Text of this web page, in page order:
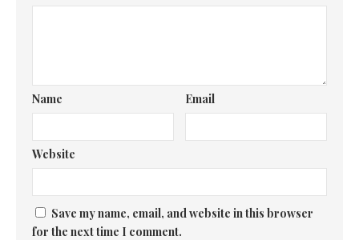
Name Email
Website
Save my name, email, and website in this browser
for the next time I comment.